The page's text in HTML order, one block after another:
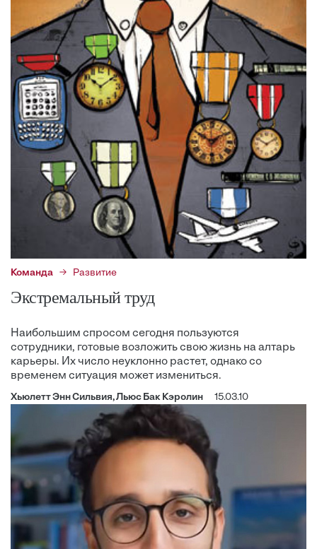
Команда Развитие
Экстремальный труд
Наибольшим спросом сегодня пользуются
сотрудники, готовые возложить свою жизнь на алтарь
карьеры. Их число неуклонно растет, однако со
временем ситуация может измениться.
Хьюлетт Энн Cильвия, Льюс Бак Кэролин 15.03.10